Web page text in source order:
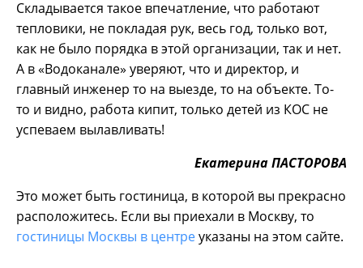
Складывается такое впечатление, что работают
тепловики, не покладая рук, весь год, только вот,
как не было порядка в этой организации, так и нет.
А в «Водоканале» уверяют, что и директор, и
главный инженер то на выезде, то на объекте. То-
то и видно, работа кипит, только детей из КОС не
успеваем вылавливать!
Екатерина ПАСТОРОВА
Это может быть гостиница, в которой вы прекрасно
расположитесь. Если вы приехали в Москву, то
гостиницы Москвы в центреуказаны на этом сайте.